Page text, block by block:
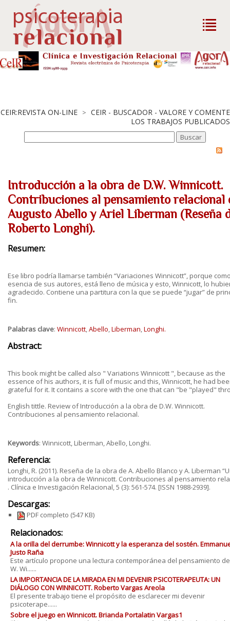
CEIR:REVISTA ON-LINE > CEIR - BUSCADOR - VALORE Y COMENTE
LOS TRABAJOS PUBLICADOS
Introducción a la obra de D.W. Winnicott.
Contribuciones al pensamiento relacional
Augusto Abello y Ariel Liberman (Reseña
Roberto Longhi).
Resumen:
Ese libro podría llamarse también “Variaciones Winnicott”, porque
esencia de sus autores, está lleno de música y esto, Winnicott, lo
agradecido. Contiene una partitura con la que se puede “jugar” de
fin.
Palabras clave: Winnicott,Abello,Liberman,Longhi.
Abstract:
This book might be called also " Variations Winnicott ", because as the
essence of his authors, it is full of music and this, Winnicott, he had
grateful for it. It contains a score with the one that can "be "played"
English tittle. Review of Introducción a la obra de D.W. Winnicott.
Contribuciones al pensamiento relacional.
Keywords: Winnicott, Liberman, Abello, Longhi.
Referencia:
Longhi, R. (2011). Reseña de la obra de A. Abello Blanco y A. Liberman
introducción a la obra de Winnicott. Contribuciones al pensamiento
. Clínica e Investigación Relacional, 5 (3): 561-574. [ISSN 1988-2939].
Descargas:
PDF completo (547 KB)
Relacionados:
A la orilla del derrumbe: Winnicott y la esperanza del sostén.
Justo Raña
Este artículo propone una lectura contemporánea del pensamiento
W. Wi......
LA IMPORTANCIA DE LA MIRADA EN MI DEVENIR PSICOTERAPEUTA: UN
DIÁLOGO CON WINNICOTT. Roberto Vargas Areola
El presente trabajo tiene el propósito de esclarecer mi devenir
psicoterape......
Sobre el juego en Winnicott. Brianda Portalatin Vargas1